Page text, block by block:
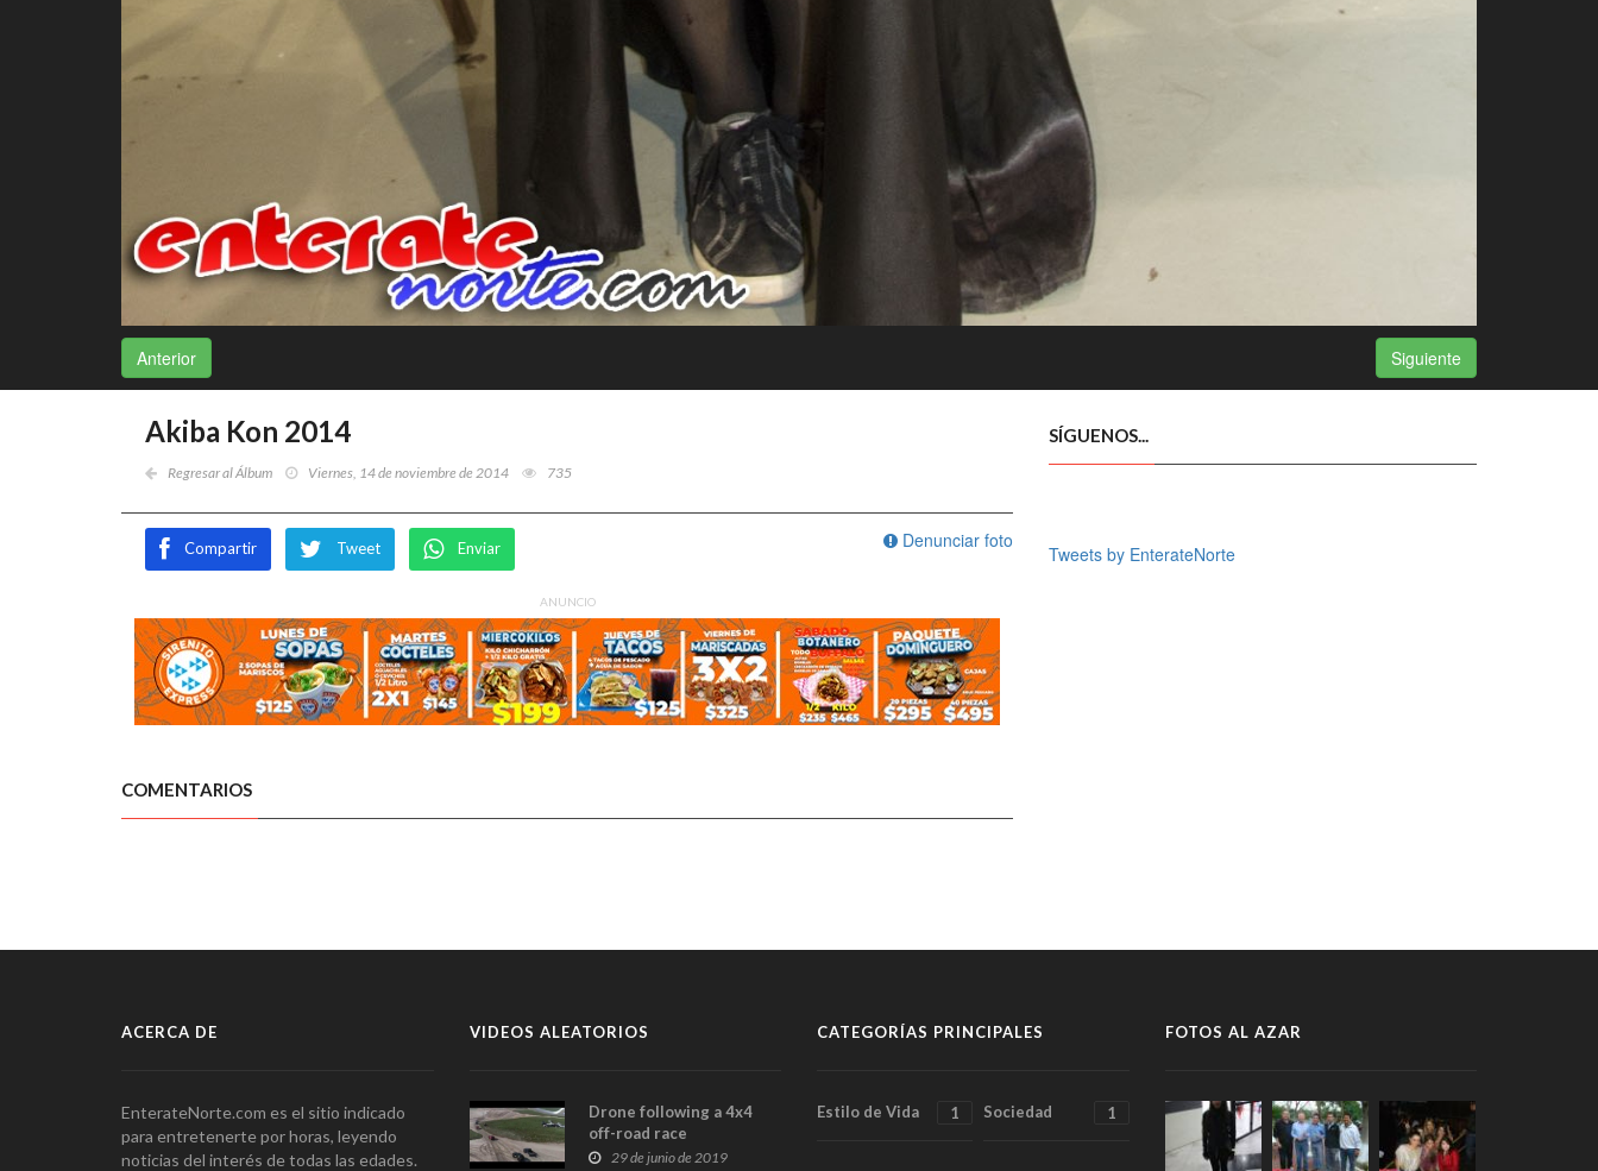
Anterior Siguiente
Akiba Kon 2014
Regresar al Álbum Viernes, 14 de noviembre de 2014 735
Denunciar foto
Compartir Tweet Enviar
ANUNCIO
COMENTARIOS
SÍGUENOS...
Tweets by EnterateNorte
ACERCA DE
EnterateNorte.com es el sitio indicado
para entretenerte por horas, leyendo
noticias del interés de todas las edades.
VIDEOS ALEATORIOS
Drone following a 4x4
off-road race
29 de junio de 2019
CATEGORÍAS PRINCIPALES
Estilo de Vida 1 Sociedad 1
FOTOS AL AZAR